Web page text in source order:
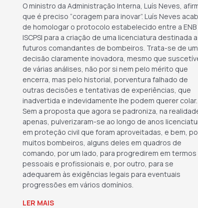
O ministro da Administração Interna, Luís Neves,
que é preciso “coragem para inovar”. Luís Neves
de homologar o protocolo estabelecido entre a ENB
ISCPSI para a criação de uma licenciatura destinada a
futuros comandantes de bombeiros. Trata-se de
decisão claramente inovadora, mesmo que
de várias análises, não por si nem pelo mérito que
encerra, mas pelo historial, porventura falhado de
outras decisões e tentativas de experiências, que
inadvertida e indevidamente lhe podem querer colar.
Sem a proposta que agora se padroniza, na
apenas, pulverizaram-se ao longo de anos
em proteção civil que foram aproveitadas, e bem,
muitos bombeiros, alguns deles em quadros de
comando, por um lado, para progredirem em termos
pessoais e profissionais e, por outro, para se
adequarem às exigências legais para eventuais
progressões em vários domínios.
LER MAIS